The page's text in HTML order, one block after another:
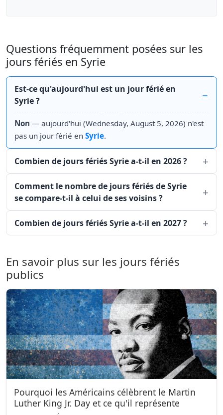
Questions fréquemment posées sur les
jours fériés en Syrie
Est-ce qu'aujourd'hui est un jour férié en
Syrie ?
Non — aujourd'hui (Wednesday, August 5, 2026) n'est
pas un jour férié en Syrie.
Combien de jours fériés Syrie a-t-il en 2026 ?
Comment le nombre de jours fériés de Syrie
se compare-t-il à celui de ses voisins ?
Combien de jours fériés Syrie a-t-il en 2027 ?
En savoir plus sur les jours fériés
publics
Pourquoi les Américains célèbrent le Martin
Luther King Jr. Day et ce qu'il représente